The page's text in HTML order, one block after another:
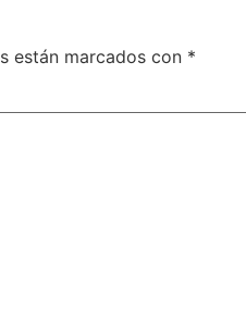
están marcados con *